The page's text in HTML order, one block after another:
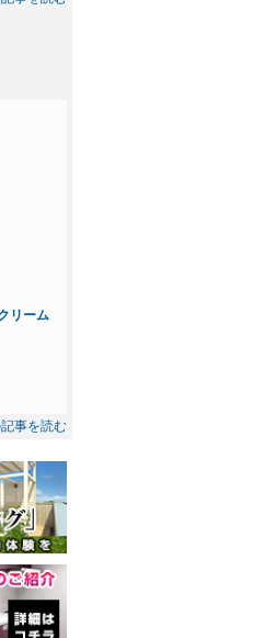
塚Q
案
宿新田
ご成約
提案
口・東
リーム
事を読む